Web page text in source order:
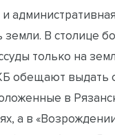
административная
земли. В столице
только на
обещают выдать
в
а в